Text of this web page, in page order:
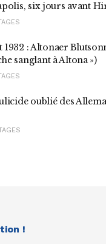
six jours avant
1932 : Altonaer
sanglant à Altona »)
oublié des
!